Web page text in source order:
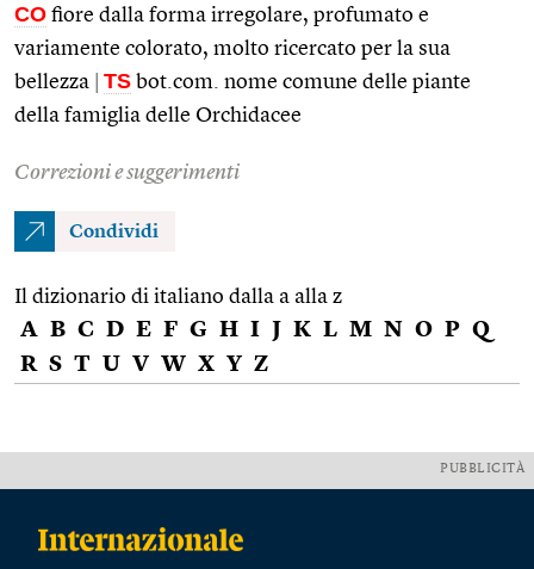
CO fiore dalla forma irregolare, profumato e
variamente colorato, molto ricercato per la sua
bellezza
TS bot.com. nome comune delle piante
della famiglia delle Orchidacee
Correzioni e suggerimenti
Condividi
Il dizionario di italiano dalla a alla z
A B C D E F G H I J K L M N O P Q
R S T U V W X Y Z
PUBBLICITÀ